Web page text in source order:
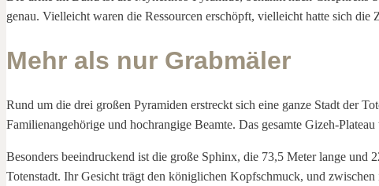
genau. Vielleicht waren die Ressourcen erschöpft, vielleicht hatte sich die
Mehr als nur Grabmäler
Rund um die drei großen Pyramiden erstreckt sich eine ganze Stadt der
Familienangehörige und hochrangige Beamte. Das gesamte Gizeh-
Besonders beeindruckend ist die große Sphinx, die 73,5 Meter lange und
Totenstadt. Ihr Gesicht trägt den königlichen Kopfschmuck, und